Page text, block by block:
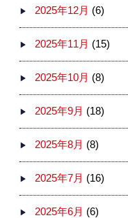
2025年12月 (6)
2025年11月 (15)
2025年10月 (8)
2025年9月 (18)
2025年8月 (8)
2025年7月 (16)
2025年6月 (6)